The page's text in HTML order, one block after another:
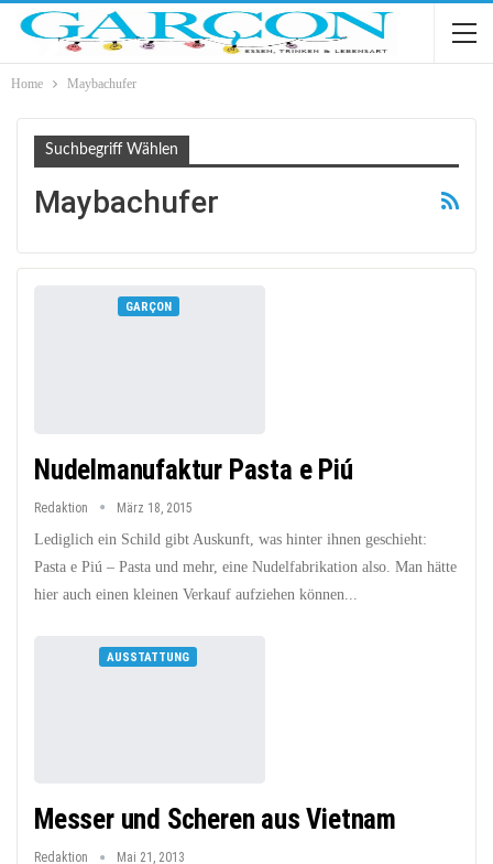
Home Maybachufer
Suchbegriff Wählen
Maybachufer
GARÇON
Nudelmanufaktur Pasta e Piú
Redaktion März 18, 2015
Lediglich ein Schild gibt Auskunft, was hinter ihnen geschieht:
Pasta e Piú – Pasta und mehr, eine Nudelfabrikation also. Man hätte
hier auch einen kleinen Verkauf aufziehen können...
AUSSTATTUNG
Messer und Scheren aus Vietnam
Redaktion Mai 21, 2013